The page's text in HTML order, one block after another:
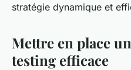
stratégie dynamique et
Mettre en place
testing efficace